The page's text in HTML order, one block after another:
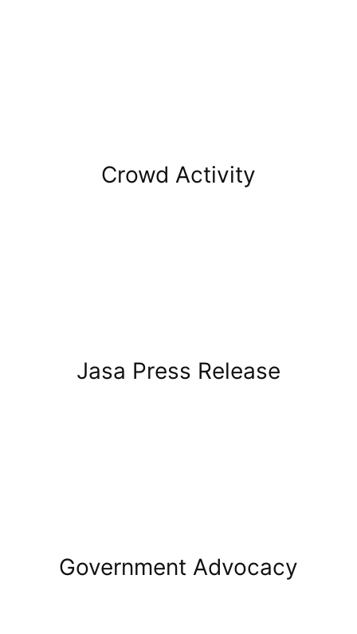
Crowd Activity
Jasa Press Release
Government Advocacy